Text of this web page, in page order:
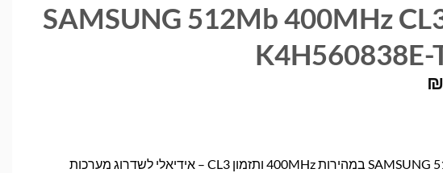
SAMSUNG 512Mb 400MHz
K4H560838E-
₪
זיכרון SAMSUNG 512Mb במהירות 400MHz ותזמון CL3 – אידיאלי לשדרוג מערכות